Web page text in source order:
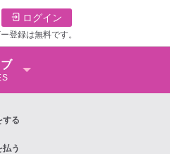
ログイン
登録は無料です。
する
払う